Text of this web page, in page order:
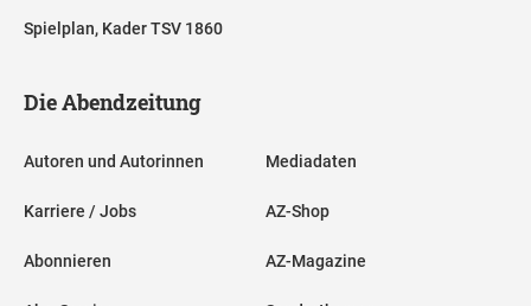
Spielplan, Kader TSV 1860
Die Abendzeitung
Autoren und Autorinnen
Karriere / Jobs
Abonnieren
Mediadaten
AZ-Shop
AZ-Magazine